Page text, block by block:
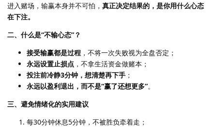
进入赌场，输赢本身并不可怕， 真正决定结果的，是你用什么心态
在下注。
二、什么是“不输心态”？
接受输赢都是过程 ，不将一次失败视为全盘否定；
永远设置止损点 ，不拿生活资金做赌本；
投注前冷静3分钟，想清楚再下手 ；
永远以盈利退出，而不是“赢了还想更多”。
三、避免情绪化的实用建议
每30分钟休息5分钟，不被胜负牵着走；